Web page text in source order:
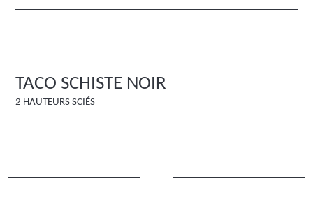
TACO SCHISTE NOIR
2 HAUTEURS SCIÉS